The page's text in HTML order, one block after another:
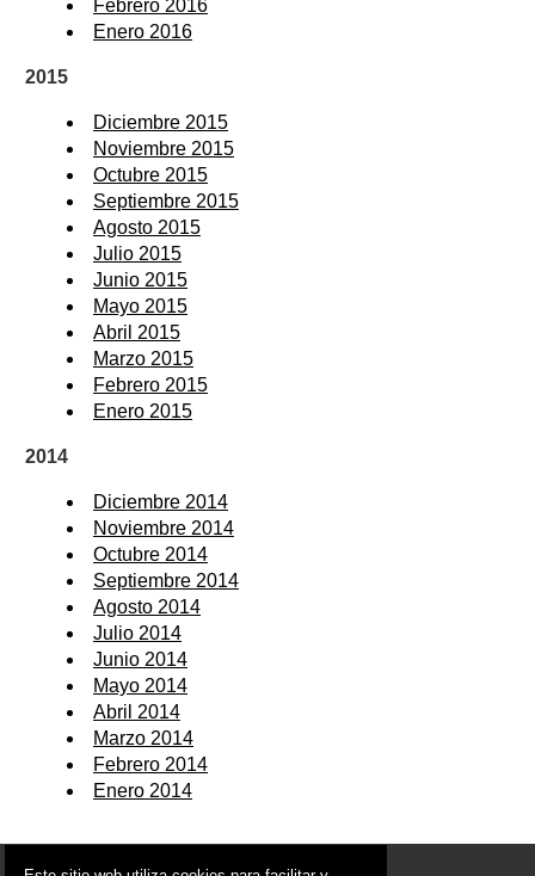
Febrero 2016
Enero 2016
2015
Diciembre 2015
Noviembre 2015
Octubre 2015
Septiembre 2015
Agosto 2015
Julio 2015
Junio 2015
Mayo 2015
Abril 2015
Marzo 2015
Febrero 2015
Enero 2015
2014
Diciembre 2014
Noviembre 2014
Octubre 2014
Septiembre 2014
Agosto 2014
Julio 2014
Junio 2014
Mayo 2014
Abril 2014
Marzo 2014
Febrero 2014
Enero 2014